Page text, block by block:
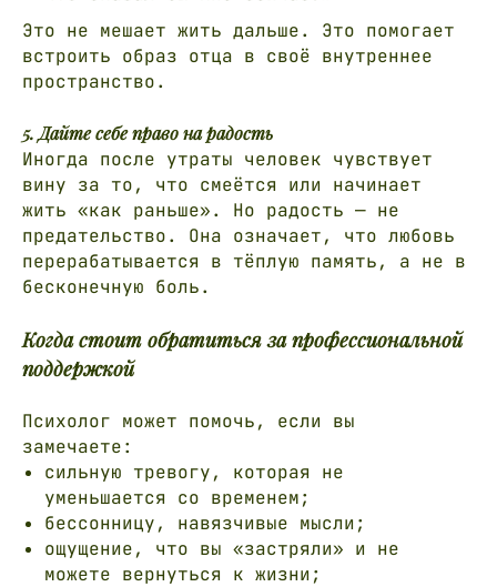
Это не мешает жить дальше. Это помогает
встроить образ отца в своё внутреннее
пространство.
5. Дайте себе право на радость
Иногда после утраты человек чувствует
вину за то, что смеётся или начинает
жить «как раньше». Но радость — не
предательство. Она означает, что любовь
перерабатывается в тёплую память, а не в
бесконечную боль.
Когда стоит обратиться за профессиональной
поддержкой
Психолог может помочь, если вы
замечаете:
сильную тревогу, которая не
уменьшается со временем;
бессонницу, навязчивые мысли;
ощущение, что вы «застряли» и не
можете вернуться к жизни;
Контакты и полезные
ссылки
YOUTUBE
TELEGRAM КАНАЛ
VKONTAKTE
© Elena Kaygorodova 2025
ПРОЙТИ ДИАГНОСТИЧЕСКИЙ ТЕСТ